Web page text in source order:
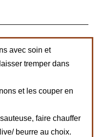
avec soin et
tremper dans
et les couper en
faire chauffer
beurre au choix.